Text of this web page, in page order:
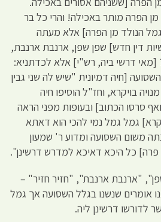
הפרה מותר באכילה! והרי כל בר
הנולד מן הפרה] אלא מעתה
דין חדש] שפן שפן, ארנבת ארנבת,
[מאי דרשי ביה, רש"י] אלא לכדתניא:
[חיה דמיונית "שיש לה שני גבין
בויקרא, וחז"ל הוסיפו חיה
סרסו הכתוב] ובעופות מפני הראה
גמל גמל נמי להכי הוא דאתא
משום השסועה ומדוע ר' שמעון
פרה] כל היכא דאיכא למדרש דרשינן".
"ארנבת ארנבת", "חזיר חזיר" –
אומרים שנשנו בגלל השסועה אך גמל
לדורשו דרשינן ליה.